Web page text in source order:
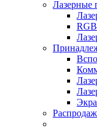
Лазерные